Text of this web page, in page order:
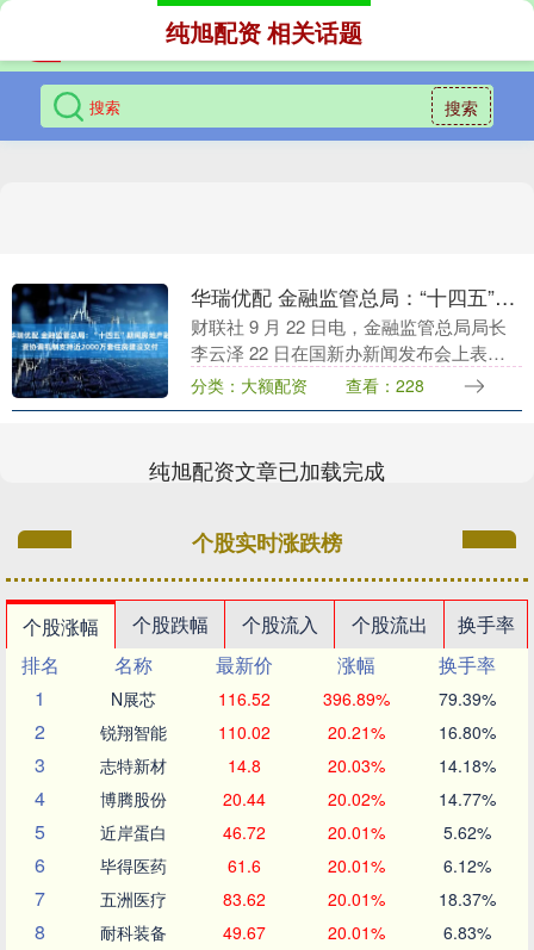
搜索
纯旭配资 相关话题
华瑞优配 金融监管总局：“十四五”期间房地产融资协调机制支持近2000万套住房建设交付
财联社 9 月 22 日电，金融监管总局局长
李云泽 22 日在国新办新闻发布会上表示
华瑞优配，"十四五"期间，金融监管总局
牵头组建了城市房地产融资协调机制，白
分类：大额配资 查看：228
纯旭配资文章已加载完成
个股实时涨跌榜
个股涨幅 个股跌幅 个股流入 个股流出
换手率
排名
名称 最新价 涨幅
换手率
1
N展芯 116.52 396.89% 79.39%
2 锐翔智能 110.02 20.21% 16.80%
3 志特新材 14.8 20.03% 14.18%
4 博腾股份 20.44 20.02% 14.77%
5 近岸蛋白 46.72 20.01% 5.62%
6 毕得医药 61.6 20.01% 6.12%
7 五洲医疗 83.62 20.01% 18.37%
8 耐科装备 49.67 20.01% 6.83%